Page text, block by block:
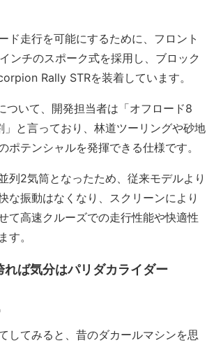
ド走行を可能にするために、フロント
ンチのスポーク式を採用し、ブロック
Rally STRを装着しています。
ついて、開発担当者は「オフロード8
と言っており、林道ツーリングや砂地
ポテンシャルを発揮できる仕様です。
列2気筒となったため、従来モデルより
な振動はなくなり、スクリーンにより
て高速クルーズでの走行性能や快適性
す。
ば気分はパリダカライダー
してみると、昔のダカールマシンを思